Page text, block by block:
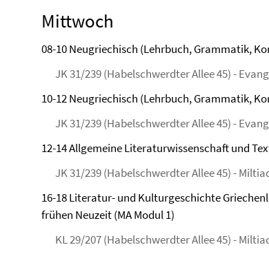
Mittwoch
08-10 Neugriechisch (Lehrbuch, Grammatik,
JK 31/239 (Habelschwerdter Allee 45) -
10-12 Neugriechisch (Lehrbuch, Grammatik,
JK 31/239 (Habelschwerdter Allee 45) -
12-14 Allgemeine Literaturwissenschaft und
JK 31/239 (Habelschwerdter Allee 45) -
16-18 Literatur- und Kulturgeschichte
frühen Neuzeit (MA Modul 1)
KL 29/207 (Habelschwerdter Allee 45) -